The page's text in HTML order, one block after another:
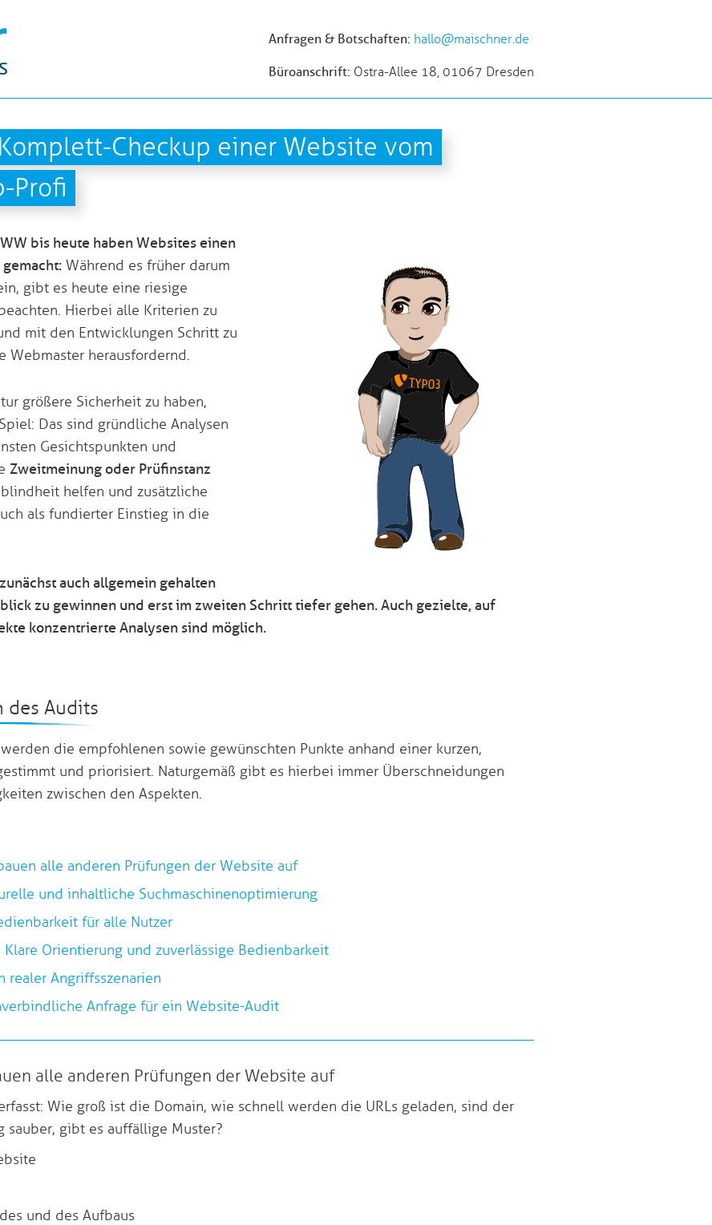
Anfragen & Botschaften: hallo@maischner.de
Büroanschrift: Ostra-Allee 18, 01067 Dresden
Checkup einer Website vom
Profi
bis heute haben Websites einen
Während es früher darum
gibt es heute eine riesige
Hierbei alle Kriterien zu
mit den Entwicklungen Schritt zu
Webmaster herausfordernd.
größere Sicherheit zu haben,
Das sind gründliche Analysen
Gesichtspunkten und
Zweitmeinung oder Prüfinstanz
helfen und zusätzliche
als fundierter Einstieg in die
auch allgemein gehalten
zu gewinnen und erst im zweiten Schritt tiefer gehen. Auch gezielte, auf
konzentrierte Analysen sind möglich.
des Audits
werden die empfohlenen sowie gewünschten Punkte anhand einer kurzen,
und priorisiert. Naturgemäß gibt es hierbei immer Überschneidungen
zwischen den Aspekten.
alle anderen Prüfungen der Website auf
und inhaltliche Suchmaschinenoptimierung
für alle Nutzer
Orientierung und zuverlässige Bedienbarkeit
realer Angriffsszenarien
Anfrage für ein Website-Audit
alle anderen Prüfungen der Website auf
Wie groß ist die Domain, wie schnell werden die URLs geladen, sind der
sauber, gibt es auffällige Muster?
und des Aufbaus